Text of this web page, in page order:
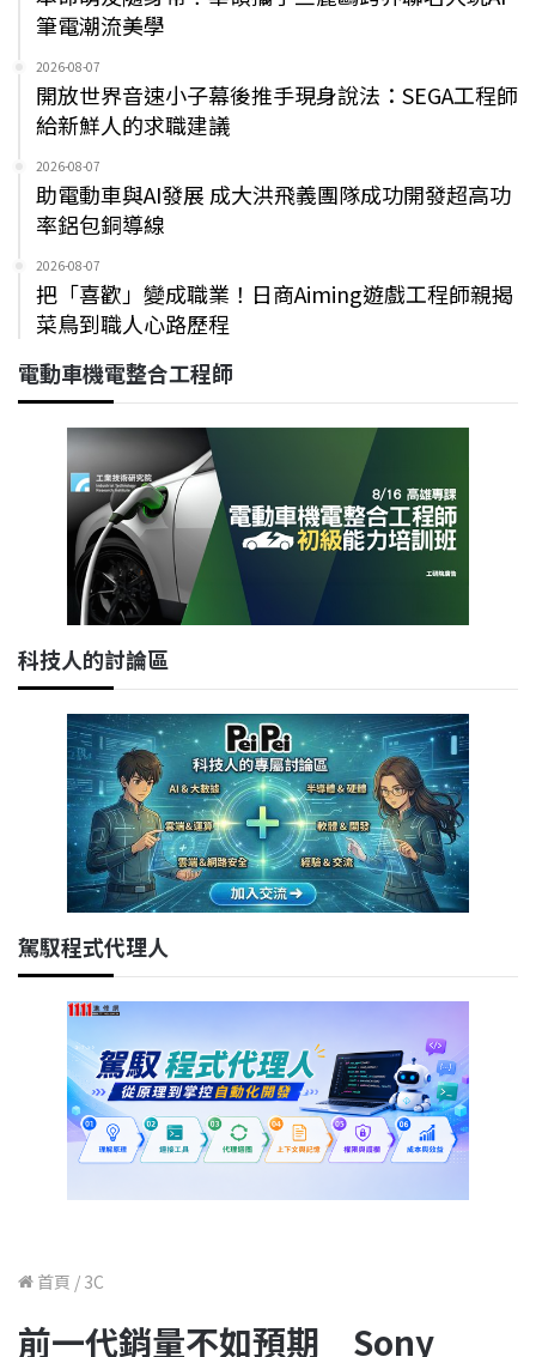
筆電潮流美學
2026-08-07
開放世界音速小子幕後推手現身說法：SEGA工程師
給新鮮人的求職建議
2026-08-07
助電動車與AI發展 成大洪飛義團隊成功開發超高功
率鋁包銅導線
2026-08-07
把「喜歡」變成職業！日商Aiming遊戲工程師親揭
菜鳥到職人心路歷程
電動車機電整合工程師
科技人的討論區
駕馭程式代理人